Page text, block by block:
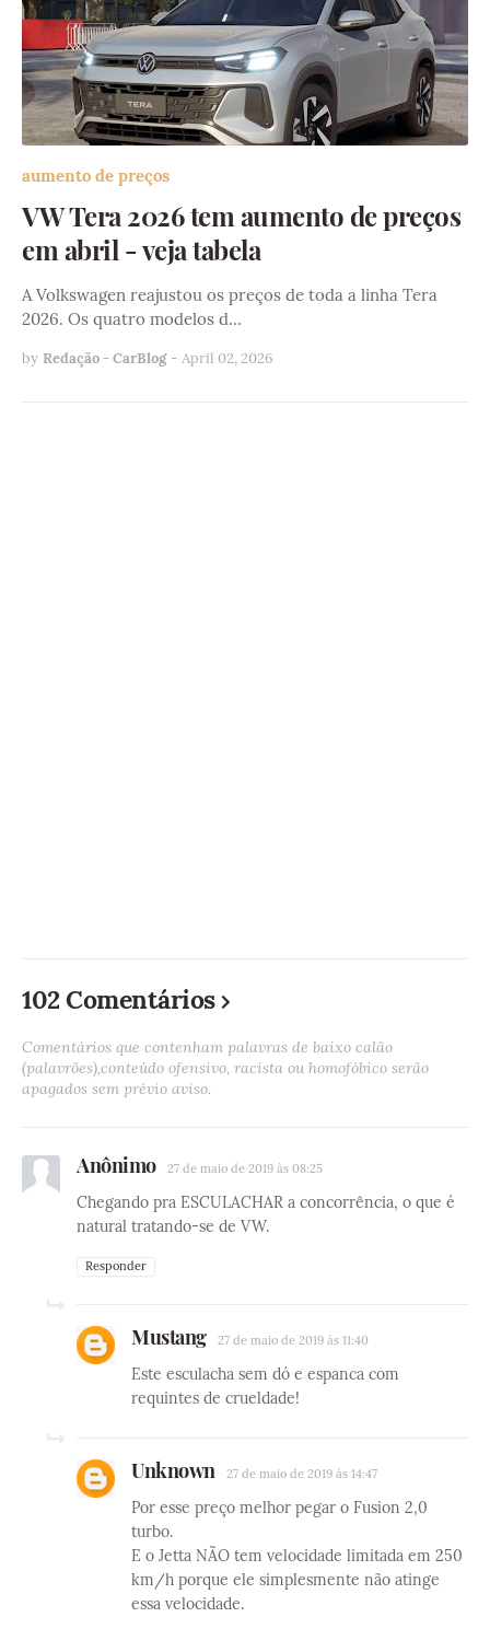
aumento de preços
VW Tera 2026 tem aumento de preços
em abril - veja tabela
A Volkswagen reajustou os preços de toda a linha Tera
2026. Os quatro modelos d…
by Redação - CarBlog - April 02, 2026
102 Comentários
Comentários que contenham palavras de baixo calão
(palavrões),conteúdo ofensivo, racista ou homofóbico serão
apagados sem prévio aviso.
Anônimo 27 de maio de 2019 às 08:25
Chegando pra ESCULACHAR a concorrência, o que é
natural tratando-se de VW.
Responder
Mustang 27 de maio de 2019 às 11:40
Este esculacha sem dó e espanca com
requintes de crueldade!
Unknown 27 de maio de 2019 às 14:47
Por esse preço melhor pegar o Fusion 2,0
turbo.
E o Jetta NÃO tem velocidade limitada em 250
km/h porque ele simplesmente não atinge
essa velocidade.